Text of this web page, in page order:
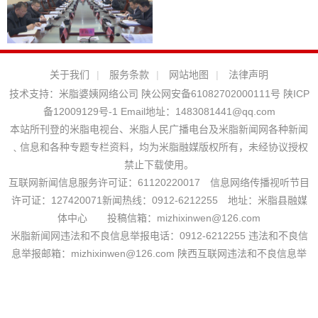
关于我们 | 服务条款 | 网站地图 |
法律声明
技术支持： 米脂婆姨网络公司 陕公网安备61082702000111号 陕ICP
备12009129号-1 Email地址： 1483081441@qq.com
本站所刊登的米脂电视台、米脂人民广播电台及米脂新闻网各种新闻
﹑信息和各种专题专栏资料，均为米脂融媒版权所有，未经协议授权
禁止下载使用。
互联网新闻信息服务许可证：61120220017 信息网络传播视听节目
许可证：127420071新闻热线：0912-6212255 地址：米脂县融媒
体中心 投稿信箱：mizhixinwen@126.com
米脂新闻网违法和不良信息举报电话：0912-6212255 违法和不良信
息举报邮箱：mizhixinwen@126.com 陕西互联网违法和不良信息举